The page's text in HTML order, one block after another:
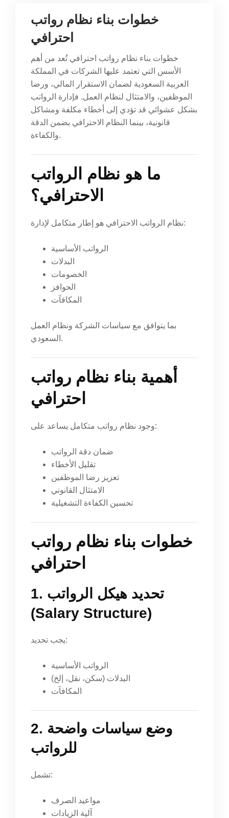
خطوات بناء نظام رواتب
احترافي
خطوات بناء نظام رواتب احترافي تُعد من أهم
الأسس التي تعتمد عليها الشركات في المملكة
العربية السعودية لضمان الاستقرار المالي، ورضا
الموظفين، والامتثال لنظام العمل. فإدارة الرواتب
بشكل عشوائي قد تؤدي إلى أخطاء مكلفة ومشاكل
قانونية، بينما النظام الاحترافي يضمن الدقة
والكفاءة.
ما هو نظام الرواتب
الاحترافي؟
نظام الرواتب الاحترافي هو إطار متكامل لإدارة:
الرواتب الأساسية
البدلات
الخصومات
الحوافز
المكافآت
بما يتوافق مع سياسات الشركة ونظام العمل
السعودي.
أهمية بناء نظام رواتب
احترافي
وجود نظام رواتب متكامل يساعد على:
ضمان دقة الرواتب
تقليل الأخطاء
تعزيز رضا الموظفين
الامتثال القانوني
تحسين الكفاءة التشغيلية
خطوات بناء نظام رواتب
احترافي
1. تحديد هيكل الرواتب
(Salary Structure)
يجب تحديد:
الرواتب الأساسية
البدلات (سكن، نقل، إلخ)
المكافآت
2. وضع سياسات واضحة
للرواتب
تشمل:
مواعيد الصرف
آلية الزيادات